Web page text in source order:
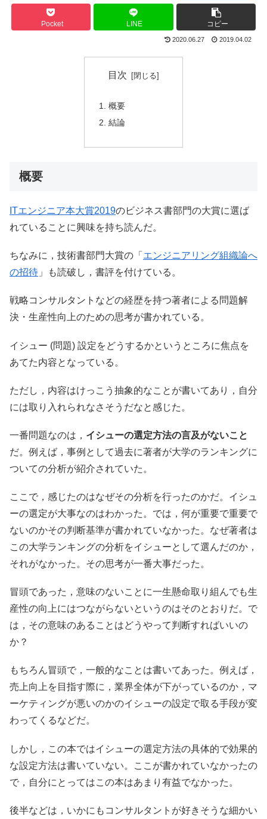
Pocket LINE コピー
2020.06.27 2019.04.02
目次
概要
結論
概要
ITエンジニア本大賞2019のビジネス書部門の大賞に選ば
れていることに興味を持ち読んだ。
ちなみに，技術書部門大賞の「 エンジニアリング組織論へ
の招待 」も読破し，書評を付けている。
戦略コンサルタントなどの経歴を持つ著者による問題解
決・生産性向上のための思考が書かれている。
イシュー (問題) 設定をどうするかというところに焦点を
あてた内容となっている。
ただし，内容はけっこう抽象的なことが書いてあり，自分
には取り入れられなさそうだなと感じた。
一番問題なのは， イシューの選定方法の言及がないこと
だ。例えば，事例として過去に著者が大学のランキングに
ついての分析が紹介されていた。
ここで，感じたのはなぜその分析を行ったのかだ。イシュ
ーの選定が大事なのはわかった。では，何が重要で重要で
ないのかその判断基準が書かれていなかった。なぜ著者は
この大学ランキングの分析をイシューとして選んだのか，
それがなかった。その思考が一番大事だった。
冒頭であった，意味のないことに一生懸命取り組んでも生
産性の向上にはつながらないというのはそのとおりだ。で
は，その意味のあることはどうやって判断すればいいの
か？
もちろん冒頭で，一般的なことは書いてあった。例えば，
売上向上を目指す際に，業界全体が下がっているのか，マ
ーケティングが悪いのかのイシューの設定で取る手段が変
わってくるなどだ。
しかし，この本ではイシューの選定方法の具体的で効果的
な設定方法は書いていない。ここが書かれていなかったの
で，自分にとってはこの本はあまり有益でなかった。
後半などは，いかにもコンサルタントが好きそうな細かい